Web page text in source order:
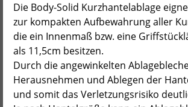
Die Body-Solid Kurzhantelablage
zur kompakten Aufbewahrung aller
die ein Innenmaß bzw. eine
als 11,5cm besitzen.
Durch die angewinkelten
Herausnehmen und Ablegen der
und somit das Verletzungsrisiko